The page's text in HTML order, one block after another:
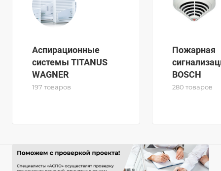
Аспирационные
системы TITANUS
WAGNER
197 товаров
Пожарная
BOSCH
280 товаров